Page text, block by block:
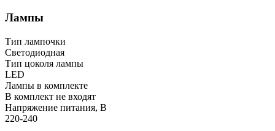
Лампы
Тип лампочки
Светодиодная
Тип цоколя лампы
LED
Лампы в комплекте
В комплект не входят
Напряжение питания, В
220-240